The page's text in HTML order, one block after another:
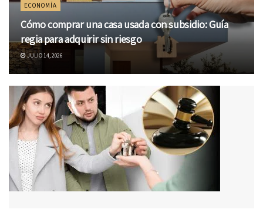
ECONOMÍA
Cómo comprar una casa usada con subsidio: Guía
regia para adquirir sin riesgo
JULIO 14, 2026